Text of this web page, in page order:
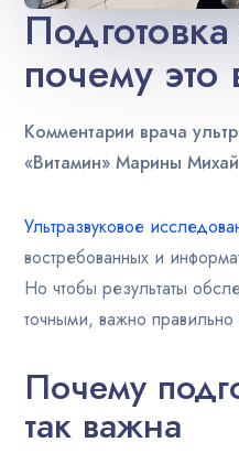
почему
Комментарии врача
«Витамин» Марины
Ультразвуковое
востребованных и
Но чтобы результаты
точными, важно правильно
Почему
так важна